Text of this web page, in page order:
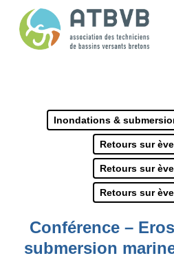
Inondations &
Retours sur
Retours sur
Retours sur
Conférence –
submersion
Panneau de gestion des cookies